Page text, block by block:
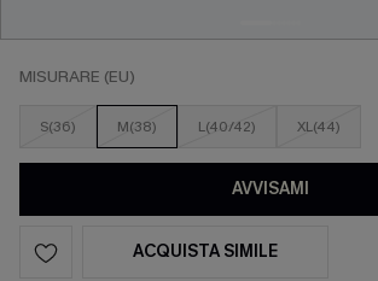
MISURARE (EU)
S(36) M(38) L(40/42) XL(44)
AVVISAMI
ACQUISTA SIMILE